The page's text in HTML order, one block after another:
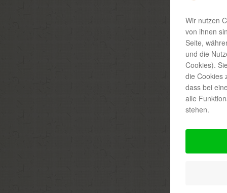
Wir nutzen
von ihnen
Seite,
und die
Cookies).
die Cookies
dass bei
alle
stehen.